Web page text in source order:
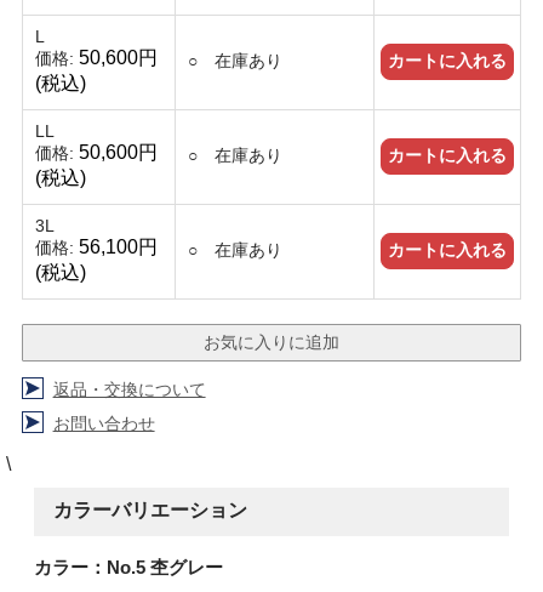
L
価格: 50,600円
(税込)
○ 在庫あり
LL
価格: 50,600円
(税込)
○ 在庫あり
3L
価格: 56,100円
(税込)
○ 在庫あり
返品・交換について
お問い合わせ
\
カラーバリエーション
カラー：No.5 杢グレー